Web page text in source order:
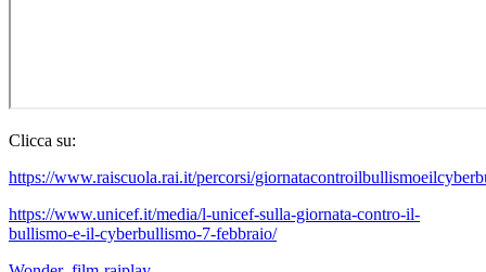
Clicca su:
https://www.raiscuola.rai.it/percorsi/
https://www.unicef.it/media/l-unicef-sulla-giornata-contro-il-
bullismo-e-il-cyberbullismo-7-febbraio/